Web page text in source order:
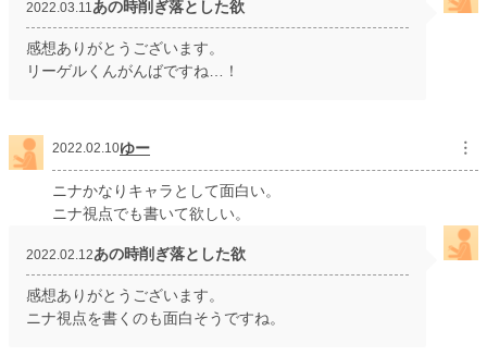
2022.03.11 あの時削ぎ落とした欲
感想ありがとうございます。
リーゲルくんがんばですね…！
2022.02.10ゆー ︙
ニナかなりキャラとして面白い。
ニナ視点でも書いて欲しい。
2022.02.12あの時削ぎ落とした欲
感想ありがとうございます。
ニナ視点を書くのも面白そうですね。